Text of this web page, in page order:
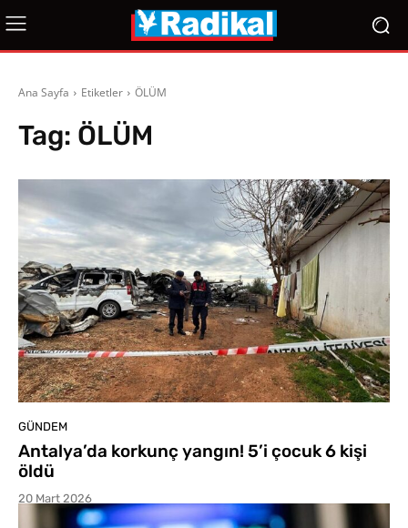
Ana Sayfa Etiketler ÖLÜM
Tag: ÖLÜM
GÜNDEM
Antalya’da korkunç yangın! 5’i çocuk 6 kişi
öldü
20 Mart 2026